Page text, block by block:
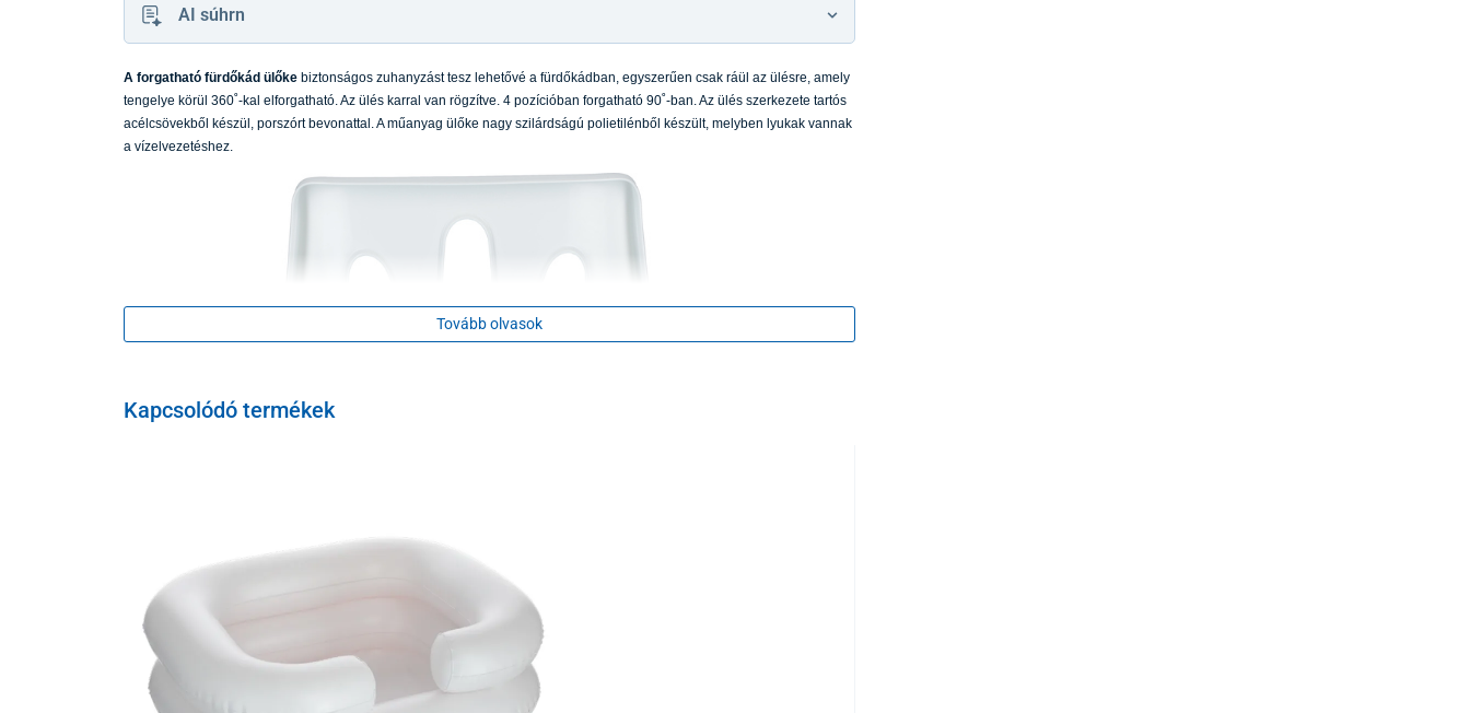
AI súhrn
A forgatható fürdőkád ülőke biztonságos zuhanyzást tesz lehetővé a fürdőkádban, egyszerűen csak ráül az ülésre, amely
tengelye körül 360˚-kal elforgatható. Az ülés karral van rögzítve. 4 pozícióban forgatható 90˚-ban. Az ülés szerkezete tartós
acélcsövekből készül, porszórt bevonattal. A műanyag ülőke nagy szilárdságú polietilénből készült, melyben lyukak vannak
a vízelvezetéshez.
Tovább olvasok
Kapcsolódó termékek